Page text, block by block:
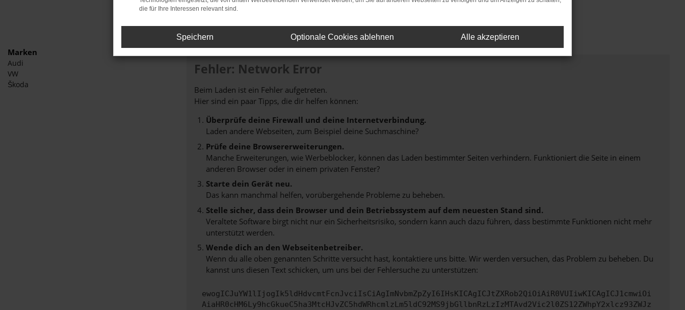
Marken
Audi
VW
Škoda
Fehler: Network Error
Beim Laden ist ein Fehler aufgetreten.
Hier sind ein paar Tipps, die dir helfen können:
Überprüfe deine Firewall und deine Internetverbindung.
Laden andere Webseiten, zum Beispiel deine Suchmaschine?
Prüfe deine Browsererweiterungen.
Manche Erweiterungen, wie Werbeblocker, können das Laden bestimmter Seiten verhindern. Funktioniert die Seite in einem
anderen Browser oder in einem privaten Fenster?
Starte dein Gerät neu.
Das kann manchmal helfen, vorübergehende Probleme zu beheben.
Stelle sicher, dass dein Browser und dein Betriebssystem auf dem neuesten Stand sind.
Veraltete Software birgt nicht nur ein Sicherheitsrisiko, sondern kann auch dazu führen, dass bestimmte Funktionen nicht mehr
unterstützt werden.
Wende dich an den Webseitenbetreiber.
Wenn du alle oben genannten Schritte versucht hast, kontaktiere uns bitte. Wir werden versuchen, das Problem zu beheben. Du
kannst uns diesen Text schicken, um uns bei der Fehlersuche zu unterstützen:
ewogICJuYW1lIjogIk5ldHdvcmtFcnJvciIsCiAgImNvbmZpZyI6IHsKICAgICJtZXRob2QiOiAiR0VUIiwKICAgICJ1cmwiOi
AiaHR0cHM6Ly9hcGkueC5ha3MtcHJvZC5hdWRhcmlzLm5ldC92MS9jbGllbnRzLzIzMTAvd2Vic2l0ZS12ZWhpY2xlcz93ZWJz
die für Ihre Interessen relevant sind.
Speichern Optionale Cookies ablehnen Alle akzeptieren